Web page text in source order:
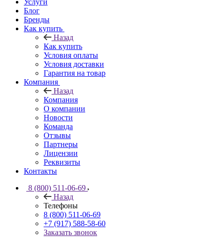
Услуги
Блог
Бренды
Как купить
Назад
Как купить
Условия оплаты
Условия доставки
Гарантия на товар
Компания
Назад
Компания
О компании
Новости
Команда
Отзывы
Партнеры
Лицензии
Реквизиты
Контакты
8 (800) 511-06-69
Назад
Телефоны
8 (800) 511-06-69
+7 (917) 588-58-60
Заказать звонок